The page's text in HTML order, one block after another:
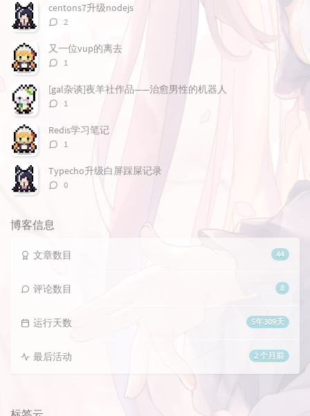
centons7升级nodejs
评
数：
2
又一位vup的离去
评
数：
1
[gal杂谈]夜羊社作品——治愈男性的机器人
评
数：
1
Redis学习笔记
评
数：
1
Typecho升级白屏踩屎记录
评
0
博客信息
44
文章数目
8
评论数目
5年309天
运行天数
2 个月前
最后活动